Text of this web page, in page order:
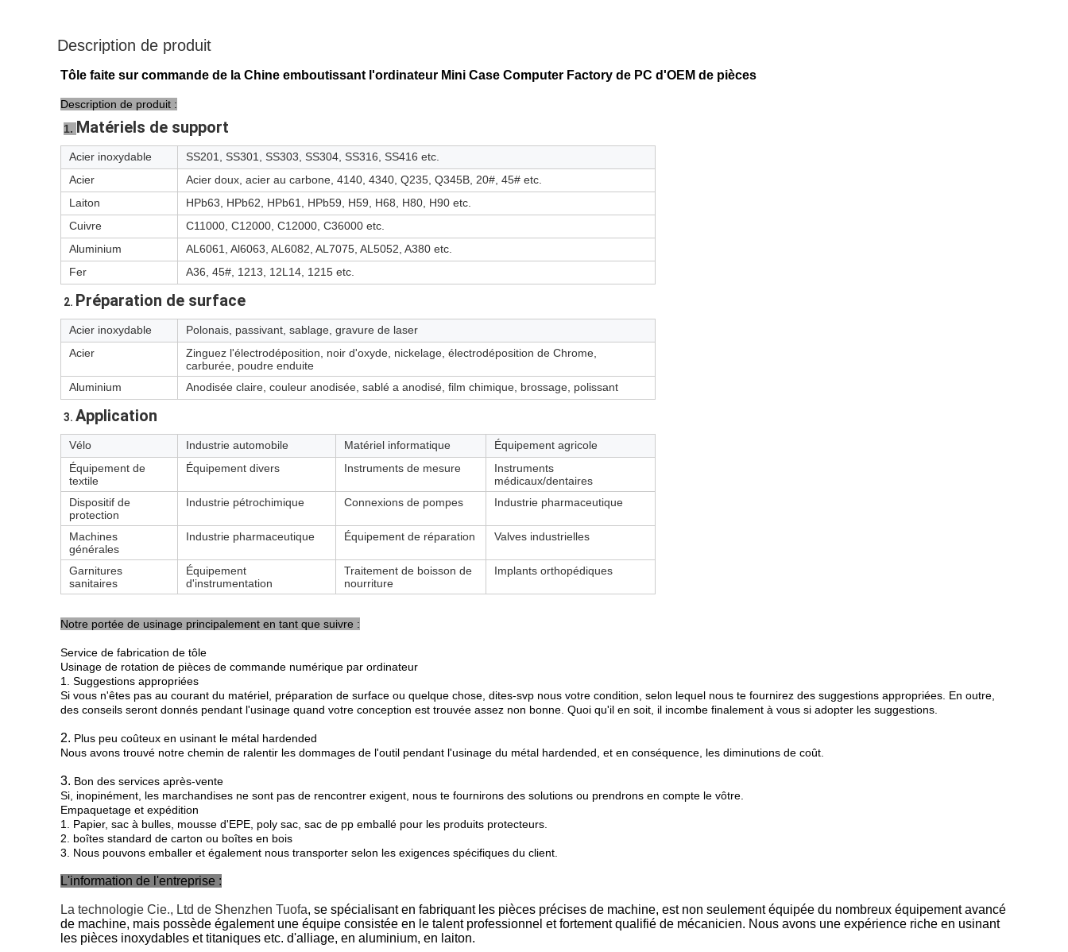
Description de produit
Tôle faite sur commande de la Chine emboutissant l'ordinateur Mini Case Computer Factory de PC d'OEM de pièces
Description de produit :
1. Matériels de support
Acier inoxydable
SS201, SS301, SS303, SS304, SS316, SS416 etc.
Acier
Acier doux, acier au carbone, 4140, 4340, Q235, Q345B, 20#, 45# etc.
Laiton
HPb63, HPb62, HPb61, HPb59, H59, H68, H80, H90 etc.
Cuivre
C11000, C12000, C12000, C36000 etc.
Aluminium
AL6061, Al6063, AL6082, AL7075, AL5052, A380 etc.
Fer
A36, 45#, 1213, 12L14, 1215 etc.
2. Préparation de surface
Acier inoxydable
Polonais, passivant, sablage, gravure de laser
Acier
Zinguez l'électrodéposition, noir d'oxyde, nickelage, électrodéposition de Chrome,
carburée, poudre enduite
Aluminium
Anodisée claire, couleur anodisée, sablé a anodisé, film chimique, brossage, polissant
3. Application
Vélo Industrie automobile Matériel informatique
Équipement agricole
Équipement de
textile
Équipement divers Instruments de mesure
Instruments
médicaux/dentaires
Dispositif de
protection
Industrie pétrochimique Connexions de pompes Industrie pharmaceutique
Machines
générales
Industrie pharmaceutique Équipement de réparation Valves industrielles
Garnitures
sanitaires
Équipement
d'instrumentation
Traitement de boisson de
nourriture
Implants orthopédiques
Notre portée de usinage principalement en tant que suivre :
Service de fabrication de tôle
Usinage de rotation de pièces de commande numérique par ordinateur
1. Suggestions appropriées
Si vous n'êtes pas au courant du matériel, préparation de surface ou quelque chose, dites-svp nous votre condition, selon lequel nous te fournirez des suggestions appropriées. En outre,
des conseils seront donnés pendant l'usinage quand votre conception est trouvée assez non bonne. Quoi qu'il en soit, il incombe finalement à vous si adopter les suggestions.
2. Plus peu coûteux en usinant le métal hardended
Nous avons trouvé notre chemin de ralentir les dommages de l'outil pendant l'usinage du métal hardended, et en conséquence, les diminutions de coût.
3. Bon des services après-vente
Si, inopinément, les marchandises ne sont pas de rencontrer exigent, nous te fournirons des solutions ou prendrons en compte le vôtre.
Empaquetage et expédition
1. Papier, sac à bulles, mousse d'EPE, poly sac, sac de pp emballé pour les produits protecteurs.
2. boîtes standard de carton ou boîtes en bois
3. Nous pouvons emballer et également nous transporter selon les exigences spécifiques du client.
L'information de l'entreprise :
La technologie Cie., Ltd de Shenzhen Tuofa, se spécialisant en fabriquant les pièces précises de machine, est non seulement équipée du nombreux équipement avancé
de machine, mais possède également une équipe consistée en le talent professionnel et fortement qualifié de mécanicien. Nous avons une expérience riche en usinant
les pièces inoxydables et titaniques etc. d'alliage, en aluminium, en laiton.